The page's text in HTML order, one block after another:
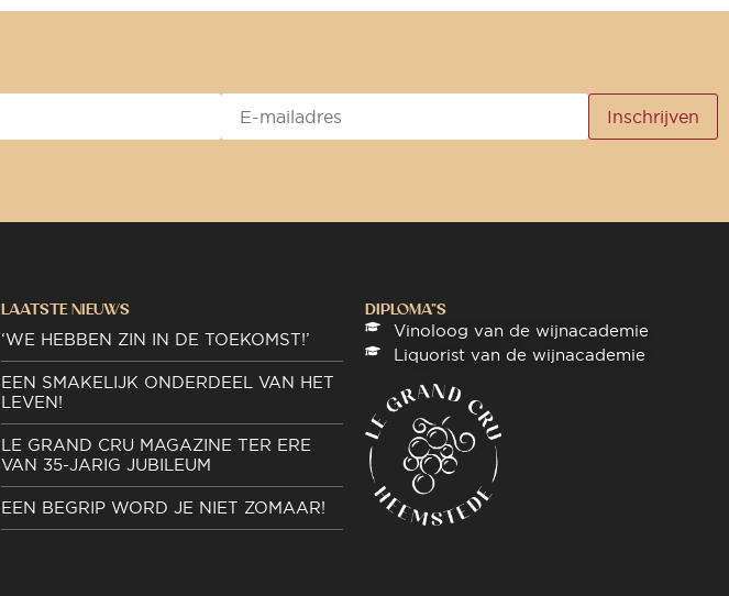
LAATSTE NIEUWS
‘WE HEBBEN ZIN IN DE TOEKOMST!’
EEN SMAKELIJK ONDERDEEL VAN HET
LEVEN!
LE GRAND CRU MAGAZINE TER ERE
VAN 35-JARIG JUBILEUM
EEN BEGRIP WORD JE NIET ZOMAAR!
DIPLOMA"S
Vinoloog van de wijnacademie
Liquorist van de wijnacademie